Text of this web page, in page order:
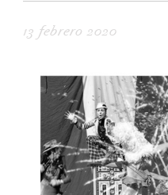
13 febrero 2020